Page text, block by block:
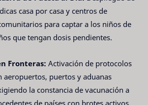
casa por casa y centros de
para captar a los niños de
que tengan dosis pendientes.
Fronteras: Activación de protocolos
aeropuertos, puertos y aduanas
la constancia de vacunación a
de países con brotes activos.